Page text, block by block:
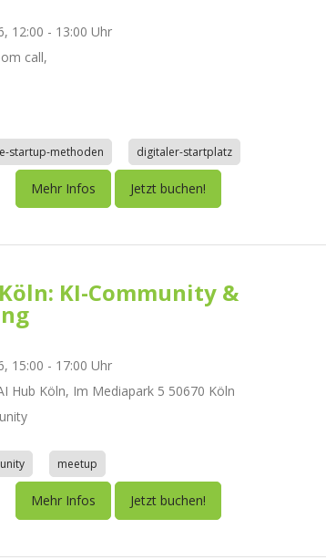
12:00 - 13:00 Uhr
call,
startup-methoden digitaler-startplatz
Mehr Infos Jetzt buchen!
KI-Community &
15:00 - 17:00 Uhr
Hub Köln, Im Mediapark 5 50670 Köln
meetup
Mehr Infos Jetzt buchen!